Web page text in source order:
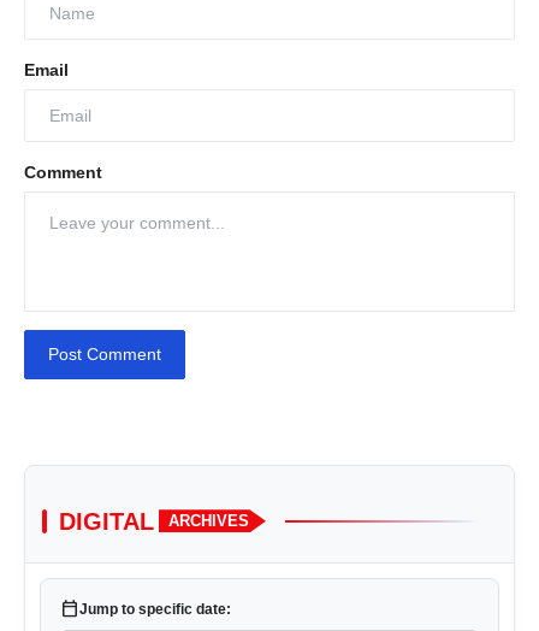
Email
Comment
Post Comment
DIGITAL ARCHIVES
calendar_todayJump to specific date: